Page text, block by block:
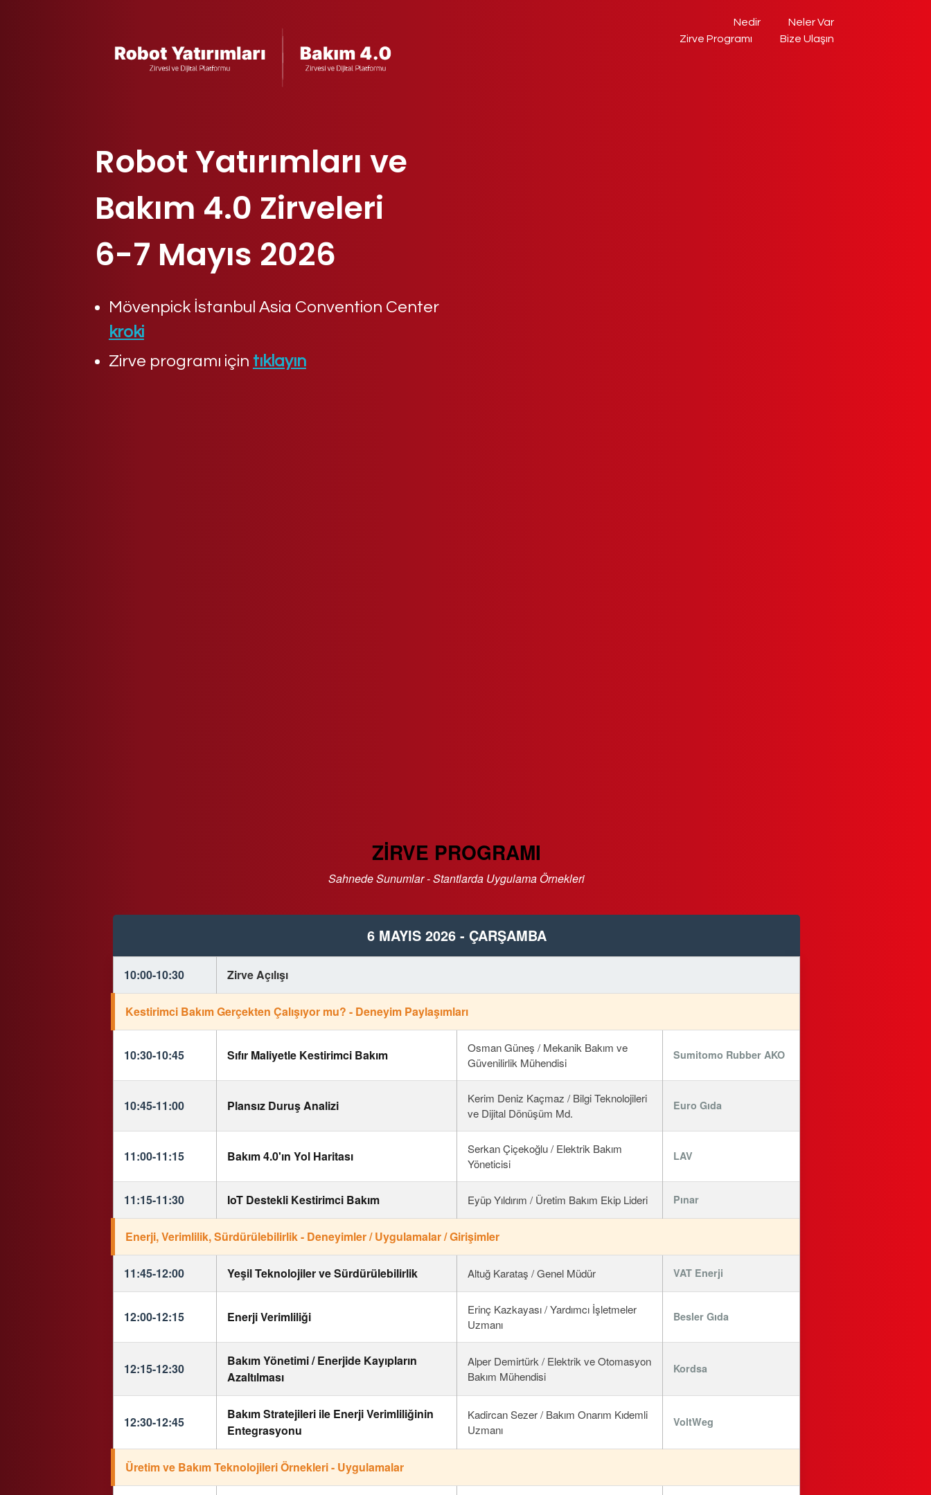
Nedir
Neler Var
Zirve Programı
Bize Ulaşın
Robot Yatırımları ve
Bakım 4.0 Zirveleri
6-7 Mayıs 2026
Mövenpick İstanbul Asia Convention Center
kroki
Zirve programı için tıklayın
ZİRVE PROGRAMI
Sahnede Sunumlar - Stantlarda Uygulama Örnekleri
6 MAYIS 2026 - ÇARŞAMBA
10:00-10:30 Zirve Açılışı
Kestirimci Bakım Gerçekten Çalışıyor mu? - Deneyim Paylaşımları
10:30-10:45 Sıfır Maliyetle Kestirimci Bakım
Osman Güneş / Mekanik Bakım ve
Güvenilirlik Mühendisi
Sumitomo Rubber AKO
10:45-11:00 Plansız Duruş Analizi
Kerim Deniz Kaçmaz / Bilgi Teknolojileri
ve Dijital Dönüşüm Md.
Euro Gıda
11:00-11:15 Bakım 4.0'ın Yol Haritası
Serkan Çiçekoğlu / Elektrik Bakım
Yöneticisi
LAV
11:15-11:30 IoT Destekli Kestirimci Bakım Eyüp Yıldırım / Üretim Bakım Ekip Lideri Pınar
Enerji, Verimlilik, Sürdürülebilirlik - Deneyimler / Uygulamalar / Girişimler
11:45-12:00 Yeşil Teknolojiler ve Sürdürülebilirlik Altuğ Karataş / Genel Müdür VAT Enerji
12:00-12:15 Enerji Verimliliği
Erinç Kazkayası / Yardımcı İşletmeler
Uzmanı
Besler Gıda
12:15-12:30
Bakım Yönetimi / Enerjide Kayıpların
Azaltılması
Alper Demirtürk / Elektrik ve Otomasyon
Bakım Mühendisi
Kordsa
12:30-12:45
Bakım Stratejileri ile Enerji Verimliliğinin
Entegrasyonu
Kadircan Sezer / Bakım Onarım Kıdemli
Uzmanı
VoltWeg
Üretim ve Bakım Teknolojileri Örnekleri - Uygulamalar